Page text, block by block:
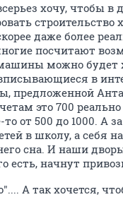
хочу, чтобы
даже более
посчитают
можно будет
в
предложенной
это 700
от 500 до 1000. А
в школу, а себя
сна. И наши
есть, начнут
А так хочется,